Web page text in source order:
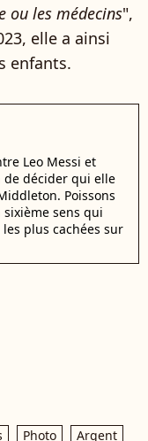
ou les médecins",
elle a ainsi
enfants.
Leo Messi et
de décider qui elle
Poissons
sens qui
plus cachées sur
Photo
Argent